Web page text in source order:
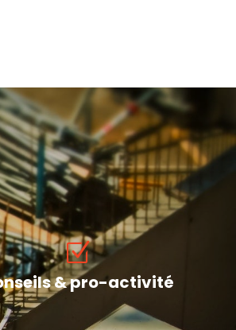
& pro-activité